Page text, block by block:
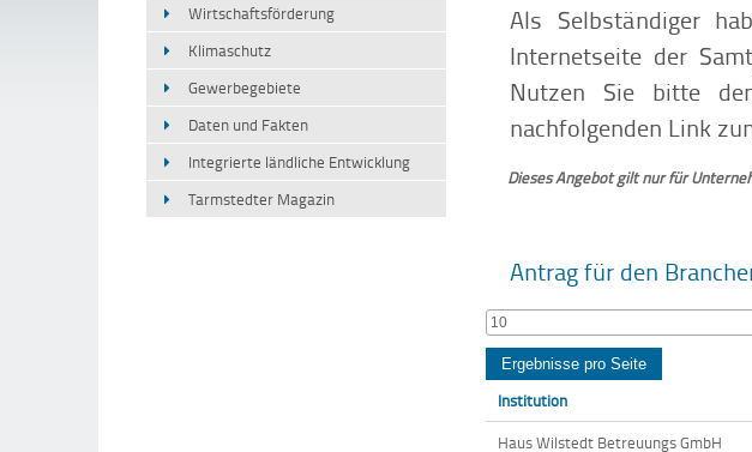
Wirtschaftsförderung
Klimaschutz
Gewerbegebiete
Daten und Fakten
Integrierte ländliche Entwicklung
Tarmstedter Magazin
Als Selbständiger
Internetseite der
Nutzen Sie bitte
nachfolgenden Link
Dieses Angebot gilt nur für
Antrag für den
10
Institution
Haus Wilstedt Betreuungs GmbH